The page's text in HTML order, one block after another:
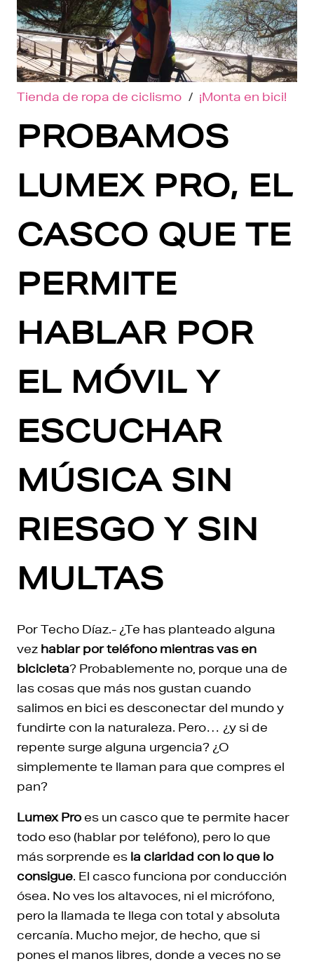
Tienda de ropa de ciclismo / ¡Monta en bici!
PROBAMOS
LUMEX PRO, EL
CASCO QUE TE
PERMITE
HABLAR POR
EL MÓVIL Y
ESCUCHAR
MÚSICA SIN
RIESGO Y SIN
MULTAS
Por Techo Díaz.- ¿Te has planteado alguna
vez hablar por teléfono mientras vas en
bicicleta? Probablemente no, porque una de
las cosas que más nos gustan cuando
salimos en bici es desconectar del mundo y
fundirte con la naturaleza. Pero… ¿y si de
repente surge alguna urgencia? ¿O
simplemente te llaman para que compres el
pan?
Lumex Proes un casco que te permite hacer
todo eso (hablar por teléfono), pero lo que
más sorprende es la claridad con lo que lo
consigue. El casco funciona por conducción
ósea. No ves los altavoces, ni el micrófono,
pero la llamada te llega con total y absoluta
cercanía. Mucho mejor, de hecho, que si
pones el manos libres, donde a veces no se